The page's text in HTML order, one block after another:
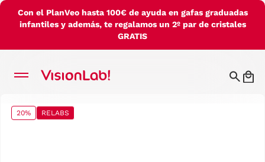
Con el PlanVeo hasta 100€ de ayuda en gafas graduadas
infantiles y además, te regalamos un 2º par de cristales
GRATIS
20% RELABS